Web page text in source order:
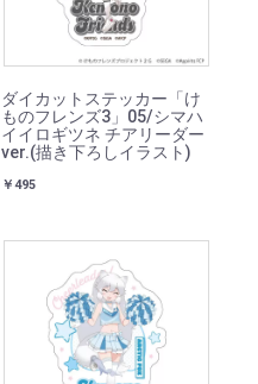
ダイカットステッカー「け
ものフレンズ3」05/シマハ
イイロギツネ チアリーダー
ver.(描き下ろしイラスト)
￥495